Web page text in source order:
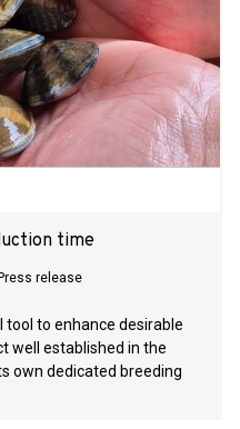
time
Press release
to enhance desirable
well established in the
own dedicated breeding